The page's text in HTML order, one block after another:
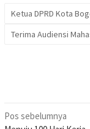
Ketua DPRD Kota
Terima Audiensi
Navigasi
Pos sebelumnya